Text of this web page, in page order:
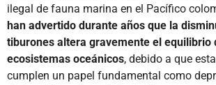
ilegal de fauna marina en el Pacífico
han advertido durante años que la
tiburones altera gravemente el equilibrio
ecosistemas oceánicos, debido a que
cumplen un papel fundamental como